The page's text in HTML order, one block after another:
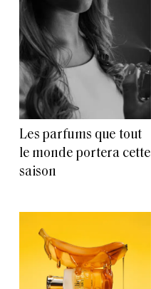
Les parfums que tout
le monde portera cette
saison